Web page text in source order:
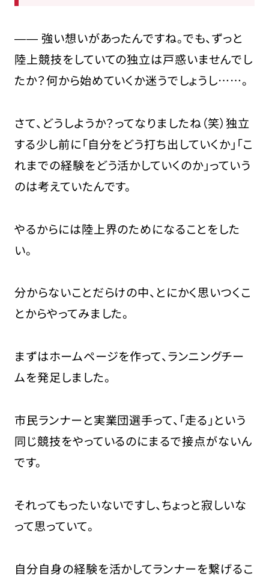
―― 強い想いがあったんですね。でも、ずっと
陸上競技をしていての独立は戸惑いませんでし
たか？何から始めていくか迷うでしょうし……。
さて、どうしようか？ってなりましたね（笑）独立
する少し前に「自分をどう打ち出していくか」「こ
れまでの経験をどう活かしていくのか」っていう
のは考えていたんです。
やるからには陸上界のためになることをした
い。
分からないことだらけの中、とにかく思いつくこ
とからやってみました。
まずはホームページを作って、ランニングチー
ムを発足しました。
市民ランナーと実業団選手って、「走る」という
同じ競技をやっているのにまるで接点がないん
です。
それってもったいないですし、ちょっと寂しいな
って思っていて。
自分自身の経験を活かしてランナーを繋げるこ